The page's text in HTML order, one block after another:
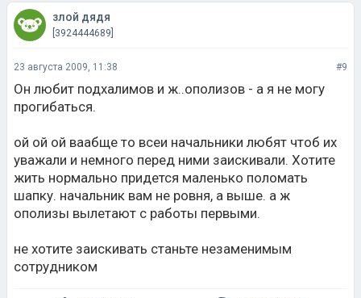
злой дядя
[3924444689]
23 августа 2009, 11:38 #9
Он любит подхалимов и ж..ополизов - а я не могу
прогибаться.
ой ой ой ваабще то всеи начальники любят чтоб их
уважали и немного перед ними заискивали. Хотите
жить нормально придется маленько поломать
шапку. начальник вам не ровня, а выше. а ж
ополизы вылетают с работы первыми.
не хотите заискивать станьте незаменимым
сотрудником